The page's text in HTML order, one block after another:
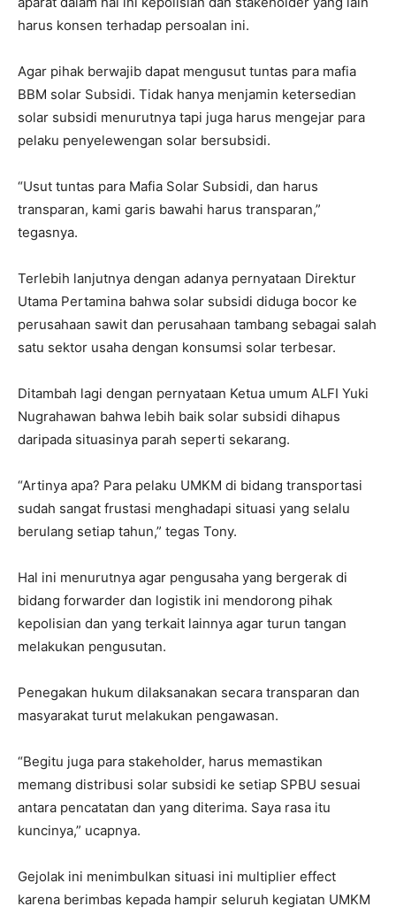
harus konsen terhadap persoalan ini.
Agar pihak berwajib dapat mengusut tuntas para mafia
BBM solar Subsidi. Tidak hanya menjamin ketersedian
solar subsidi menurutnya tapi juga harus mengejar para
pelaku penyelewengan solar bersubsidi.
“Usut tuntas para Mafia Solar Subsidi, dan harus
transparan, kami garis bawahi harus transparan,”
tegasnya.
Terlebih lanjutnya dengan adanya pernyataan Direktur
Utama Pertamina bahwa solar subsidi diduga bocor ke
perusahaan sawit dan perusahaan tambang sebagai salah
satu sektor usaha dengan konsumsi solar terbesar.
Ditambah lagi dengan pernyataan Ketua umum ALFI Yuki
Nugrahawan bahwa lebih baik solar subsidi dihapus
daripada situasinya parah seperti sekarang.
“Artinya apa? Para pelaku UMKM di bidang transportasi
sudah sangat frustasi menghadapi situasi yang selalu
berulang setiap tahun,” tegas Tony.
Hal ini menurutnya agar pengusaha yang bergerak di
bidang forwarder dan logistik ini mendorong pihak
kepolisian dan yang terkait lainnya agar turun tangan
melakukan pengusutan.
Penegakan hukum dilaksanakan secara transparan dan
masyarakat turut melakukan pengawasan.
“Begitu juga para stakeholder, harus memastikan
memang distribusi solar subsidi ke setiap SPBU sesuai
antara pencatatan dan yang diterima. Saya rasa itu
kuncinya,” ucapnya.
Gejolak ini menimbulkan situasi ini multiplier effect
karena berimbas kepada hampir seluruh kegiatan UMKM